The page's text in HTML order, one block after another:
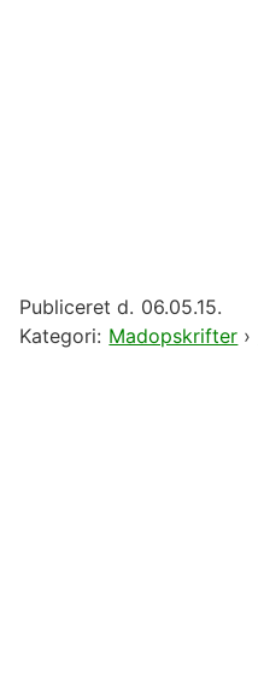
Publiceret d. 06.05.15.
Kategori: Madopskrifter ›